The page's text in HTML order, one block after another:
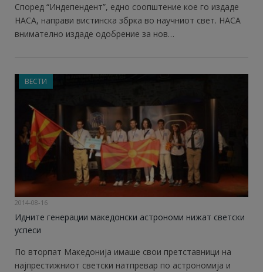
Според “Индепендент”, едно соопштение кое го издаде
НАСА, направи вистинска збрка во научниот свет. НАСА
внимателно издаде одобрение за нов…
ВЕСТИ
2014-08-16
Идните генерации македонски астрономи нижат светски
успеси
По вторпат Македонија имаше свои претставници на
најпрестижниот светски натпревар по астрономија и